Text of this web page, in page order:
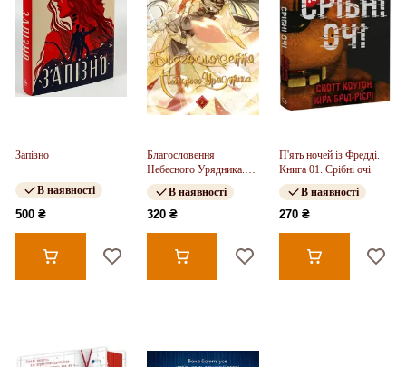
Запізно
В наявності
500 ₴
Благословення
Небесного Урядника.
Том 2
В наявності
320 ₴
П'ять ночей із Фредді.
Книга 01. Срібні очі
В наявності
270 ₴